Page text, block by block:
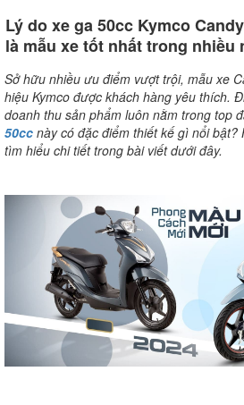
Lý do xe ga 50cc Kymco
là mẫu xe tốt nhất trong nhiều
Sở hữu nhiều ưu điểm vượt trội, mẫu xe
hiệu Kymco được khách hàng yêu thích.
doanh thu sản phẩm luôn nằm trong top
50cc này có đặc điểm thiết kế gì nổi
tìm hiểu chi tiết trong bài viết dưới đây.